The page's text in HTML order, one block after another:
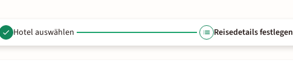
Hotel auswählen Reisedetails festlegen